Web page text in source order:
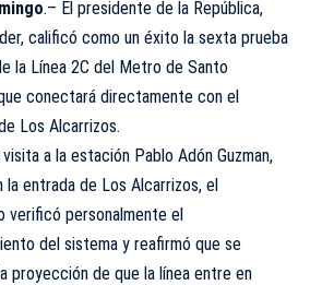
.– El presidente de la República,
calificó como un éxito la sexta prueba
la Línea 2C del Metro de Santo
conectará directamente con el
Los Alcarrizos.
a la estación Pablo Adón Guzman,
la entrada de Los Alcarrizos, el
verificó personalmente el
del sistema y reafirmó que se
proyección de que la línea entre en